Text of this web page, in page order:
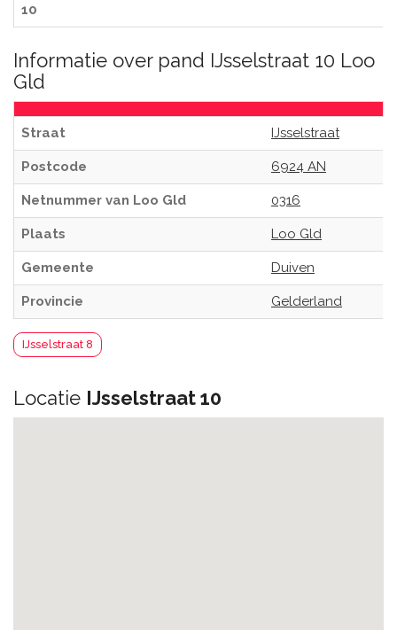
10
Informatie over pand IJsselstraat 10 Loo
Gld
Straat IJsselstraat
Postcode 6924 AN
Netnummer van Loo Gld 0316
Plaats Loo Gld
Gemeente Duiven
Provincie Gelderland
IJsselstraat 8
Locatie IJsselstraat 10